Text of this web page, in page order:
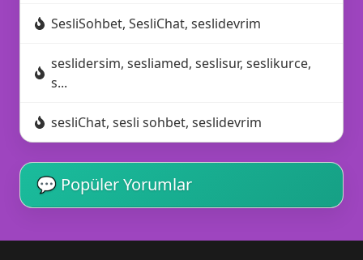
SesliSohbet, SesliChat, seslidevrim
seslidersim, sesliamed, seslisur, seslikurce,
s...
sesliChat, sesli sohbet, seslidevrim
💬 Popüler Yorumlar